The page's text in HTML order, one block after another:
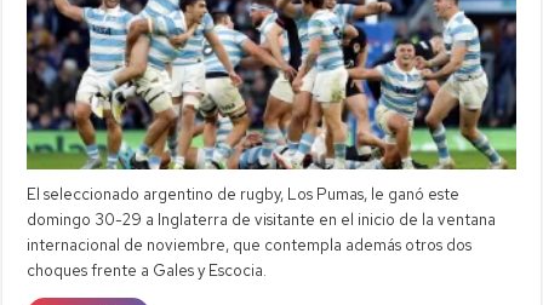
El seleccionado argentino de rugby, Los Pumas, le ganó este
domingo 30-29 a Inglaterra de visitante en el inicio de la ventana
internacional de noviembre, que contempla además otros dos
choques frente a Gales y Escocia.